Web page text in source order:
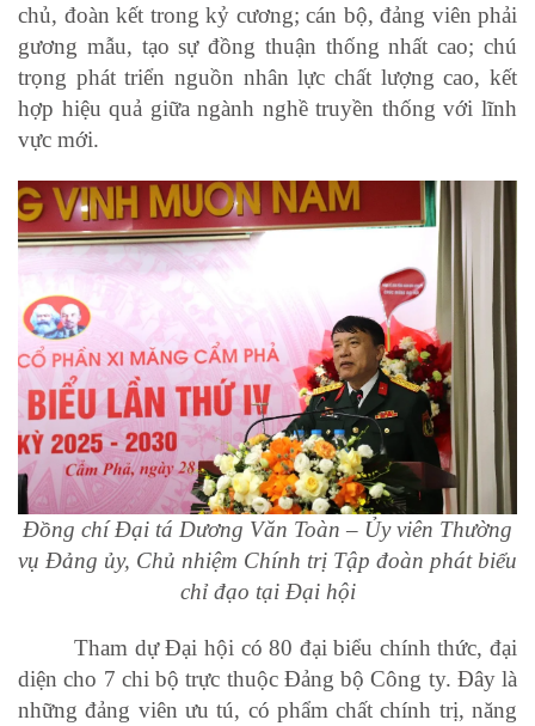
chủ, đoàn kết trong kỷ cương; cán bộ, đảng viên phải
gương mẫu, tạo sự đồng thuận thống nhất cao; chú
trọng phát triển nguồn nhân lực chất lượng cao, kết
hợp hiệu quả giữa ngành nghề truyền thống với lĩnh
vực mới.
Đồng chí Đại tá Dương Văn Toàn – Ủy viên Thường
vụ Đảng ủy, Chủ nhiệm Chính trị Tập đoàn phát biểu
chỉ đạo tại Đại hội
Tham dự Đại hội có 80 đại biểu chính thức, đại
diện cho 7 chi bộ trực thuộc Đảng bộ Công ty. Đây là
những đảng viên ưu tú, có phẩm chất chính trị, năng